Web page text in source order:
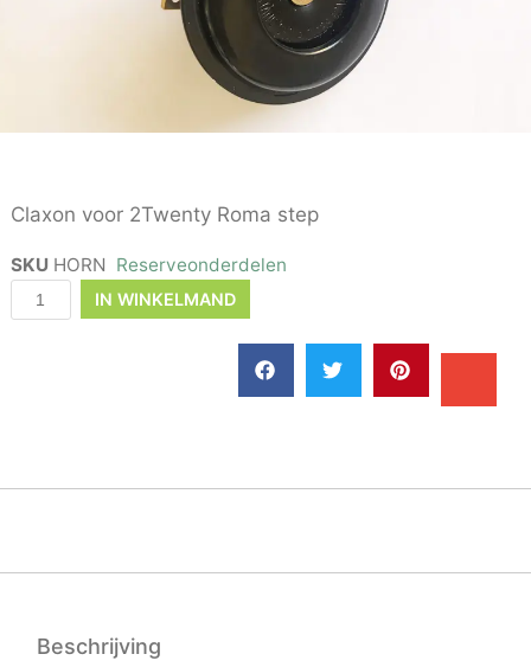
Claxon voor 2Twenty Roma step
SKU HORN Reserveonderdelen
IN WINKELMAND
Beschrijving